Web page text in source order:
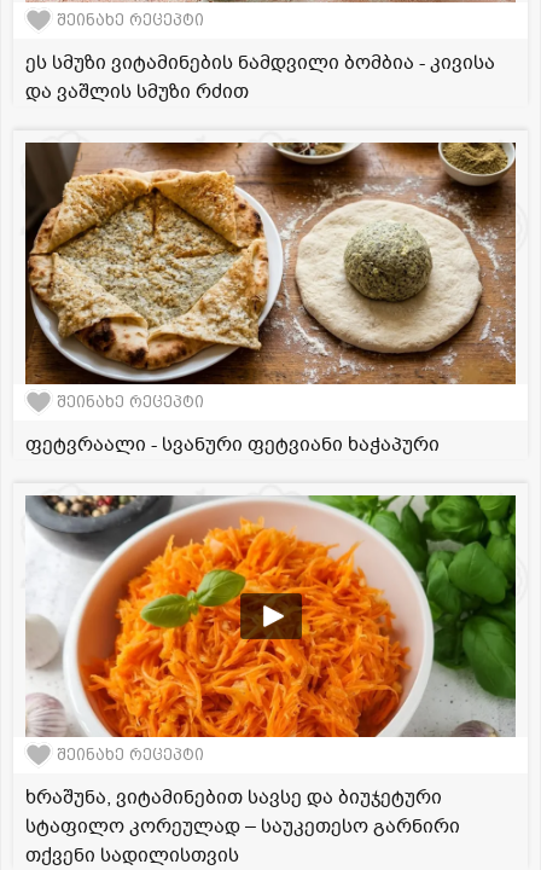
შეინახე რეცეპტი
ეს სმუზი ვიტამინების ნამდვილი ბომბია - კივისა
და ვაშლის სმუზი რძით
შეინახე რეცეპტი
ფეტვრაალი - სვანური ფეტვიანი ხაჭაპური
შეინახე რეცეპტი
ხრაშუნა, ვიტამინებით სავსე და ბიუჯეტური
სტაფილო კორეულად – საუკეთესო გარნირი
თქვენი სადილისთვის